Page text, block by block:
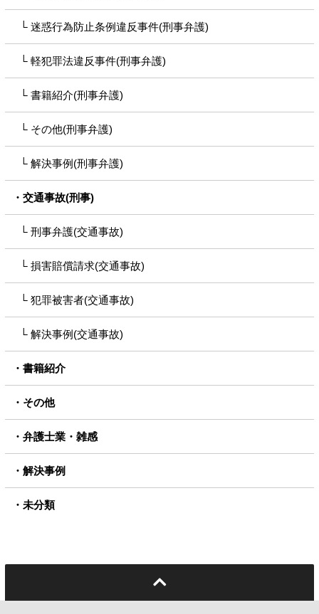
迷惑行為防止条例違反事件(刑事弁護)
軽犯罪法違反事件(刑事弁護)
書籍紹介(刑事弁護)
その他(刑事弁護)
解決事例(刑事弁護)
交通事故(刑事)
刑事弁護(交通事故)
損害賠償請求(交通事故)
犯罪被害者(交通事故)
解決事例(交通事故)
書籍紹介
その他
弁護士業・雑感
解決事例
未分類